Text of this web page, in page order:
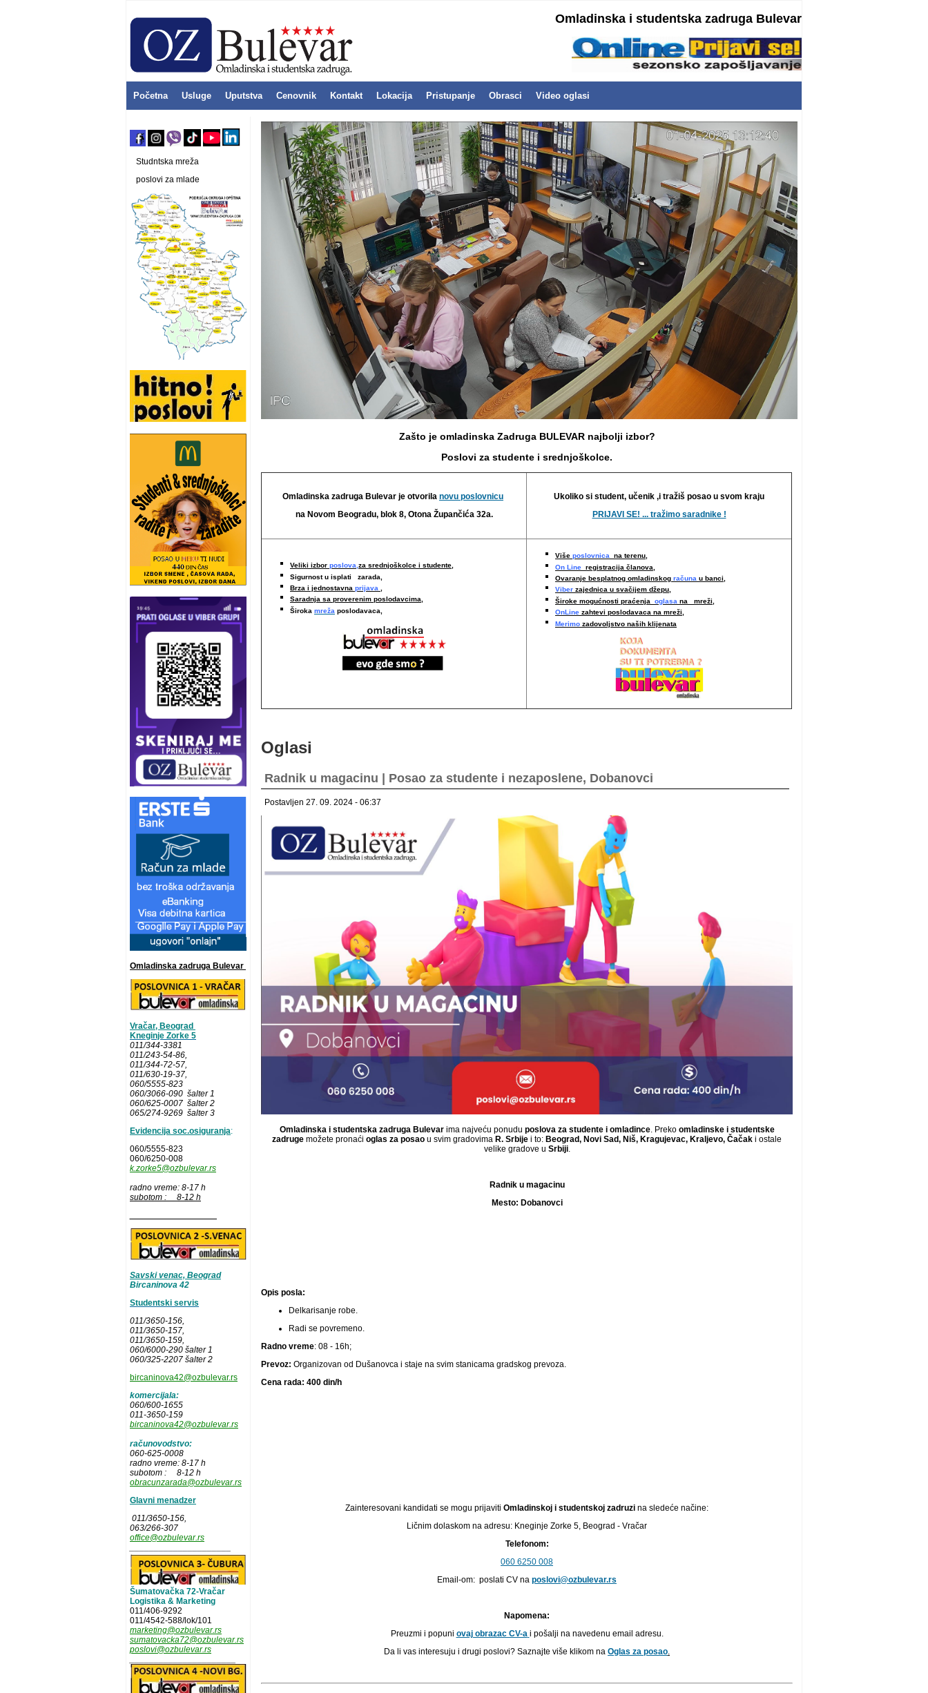
Omladinska i studentska zadruga Bulevar
Početna Usluge Uputstva Cenovnik Kontakt Lokacija Pristupanje Obrasci Video oglasi
Studntska mreža
poslovi za mlade
Omladinska zadruga Bulevar
Vračar, Beograd
Kneginje Zorke 5
011/344-3381
011/243-54-86
011/344-72-57,
011/630-19-37,
060/5555-823
060/3066-090 šalter 1
060/625-0007 šalter 2
065/274-9269 šalter 3
Evidencija soc.osiguranja:
060/5555-823
060/6250-008
k.zorke5@ozbulevar.rs
radno vreme: 8-17 h
subotom : 8-12 h
Savski venac, Beograd
Bircaninova 42
Studentski servis
011/3650-156,
011/3650-157,
011/3650-159,
060/6000-290 šalter 1
060/325-2207 šalter 2
bircaninova42@ozbulevar.rs
komercijala:
060/600-1655
011-3650-159
bircaninova42@ozbulevar.rs
računovodstvo:
060-625-0008
radno vreme: 8-17 h
subotom : 8-12 h
obracunzarada@ozbulevar.rs
Glavni menadzer
011/3650-156,
063/266-307
office@ozbulevar.rs
Šumatovačka 72-Vračar
Logistika & Marketing
011/406-9292
011/4542-588/lok/101
marketing@ozbulevar.rs
sumatovacka72@ozbulevar.rs
poslovi@ozbulevar.rs
Zašto je omladinska Zadruga BULEVAR najbolji izbor?
Poslovi za studente i srednjoškolce.
Omladinska zadruga Bulevar je otvorila novu poslovnicu
na Novom Beogradu, blok 8, Otona Župančića 32a.
Ukoliko si student, učenik ,i tražiš posao u svom kraju
PRIJAVI SE! ... tražimo saradnike !
Veliki izbor poslova,za srednjoškolce i studente,
Sigurnost u isplati zarada,
Brza i jednostavna prijava ,
Saradnja sa proverenim poslodavcima,
Široka mreža poslodavaca,
Više poslovnica na terenu,
On Line registracija članova,
Ovaranje besplatnog omladinskog računa u banci,
Viber zajednica u svačijem džepu,
Široke mogućnosti praćenja oglasa na mreži,
OnLine zahtevi poslodavaca na mreži,
Merimo zadovoljstvo naših klijenata
Oglasi
Radnik u magacinu | Posao za studente i nezaposlene, Dobanovci
Postavljen 27. 09. 2024 - 06:37
Omladinska i studentska zadruga Bulevarima najveću ponudu poslova za studente i omladince. Preko omladinske i studentske
zadruge možete pronaći oglas za posao u svim gradovima R. Srbije i to: Beograd, Novi Sad, Niš, Kragujevac, Kraljevo, Čačak i ostale
velike gradove u Srbiji.
Radnik u magacinu
Mesto: Dobanovci
Opis posla:
Delkarisanje robe.
Radi se povremeno.
Radno vreme: 08 - 16h;
Prevoz: Organizovan od Dušanovca i staje na svim stanicama gradskog prevoza.
Cena rada: 400 din/h
Zainteresovani kandidati se mogu prijaviti Omladinskoj i studentskoj zadruzi na sledeće načine:
Ličnim dolaskom na adresu: Kneginje Zorke 5, Beograd - Vračar
Telefonom:
060 6250 008
Email-om: poslati CV na poslovi@ozbulevar.rs
Napomena:
Preuzmi i popuni ovaj obrazac CV-a i pošalji na navedenu email adresu.
Da li vas interesuju i drugi poslovi? Saznajte više klikom na Oglas za posao.